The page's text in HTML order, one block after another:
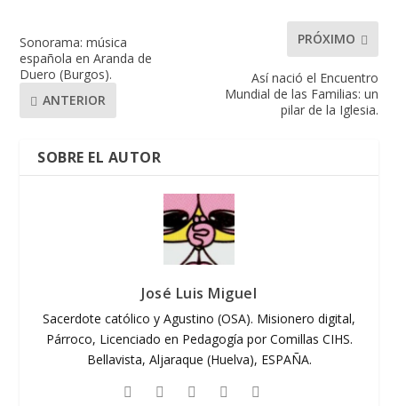
Sonorama: música
española en Aranda de
Duero (Burgos).
ANTERIOR
PRÓXIMO
Así nació el Encuentro
Mundial de las Familias: un
pilar de la Iglesia.
SOBRE EL AUTOR
José Luis Miguel
Sacerdote católico y Agustino (OSA). Misionero digital,
Párroco, Licenciado en Pedagogía por Comillas CIHS.
Bellavista, Aljaraque (Huelva), ESPAÑA.